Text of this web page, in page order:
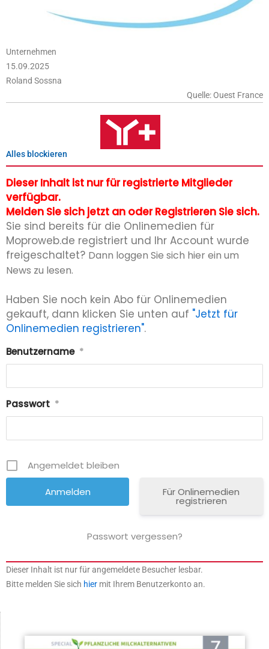
Unternehmen
15.09.2025
Roland Sossna
Quelle: Ouest France
Alles blockieren
Dieser Inhalt ist nur für registrierte Mitglieder
verfügbar.
Melden Sie sich jetzt an oder Registrieren Sie sich.
Sie sind bereits für die Onlinemedien für
Moproweb.de registriert und Ihr Account wurde
freigeschaltet? Dann loggen Sie sich hier ein um
News zu lesen.
Haben Sie noch kein Abo für Onlinemedien
gekauft, dann klicken Sie unten auf "Jetzt für
Onlinemedien registrieren".
Benutzername *
Passwort *
Angemeldet bleiben
Für Onlinemedien
registrieren
Passwort vergessen?
Dieser Inhalt ist nur für angemeldete Besucher lesbar.
Bitte melden Sie sich hier mit Ihrem Benutzerkonto an.